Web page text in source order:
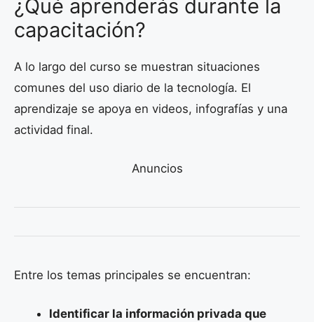
¿Qué aprenderás durante la
capacitación?
A lo largo del curso se muestran situaciones
comunes del uso diario de la tecnología. El
aprendizaje se apoya en videos, infografías y una
actividad final.
Anuncios
Entre los temas principales se encuentran:
Identificar la información privada que